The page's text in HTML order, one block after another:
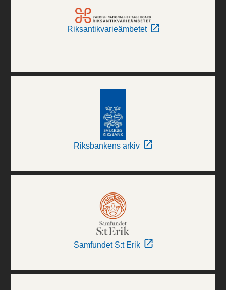
Riksantikvarieämbetet
Riksbankens arkiv
Samfundet S:t Erik